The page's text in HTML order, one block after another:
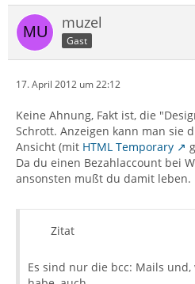
muzel
Gast
17. April 2012 um 22:12
Keine Ahnung, Fakt ist, die
Schrott. Anzeigen kann man sie
Ansicht (mit HTML Temporary
Da du einen Bezahlaccount bei
ansonsten mußt du damit leben.
Zitat
Es sind nur die bcc: Mails